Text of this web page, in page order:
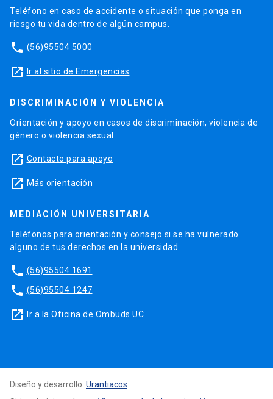
Teléfono en caso de accidente o situación que ponga en
riesgo tu vida dentro de algún campus.
phone (56)95504 5000
launch Ir al sitio de Emergencias
DISCRIMINACIÓN Y VIOLENCIA
Orientación y apoyo en casos de discriminación, violencia de
género o violencia sexual.
launch Contacto para apoyo
launch Más orientación
MEDIACIÓN UNIVERSITARIA
Teléfonos para orientación y consejo si se ha vulnerado
alguno de tus derechos en la universidad.
phone (56)95504 1691
phone (56)95504 1247
launch Ir a la Oficina de Ombuds UC
Diseño y desarrollo: Urantiacos